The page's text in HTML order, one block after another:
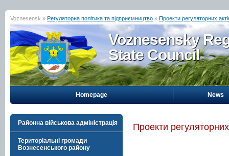
Voznesensk » Регуляторна політика та підприємництво » Проекти регуляторних
Voznesensky
State Council
Homepage News
Районна військова адміністрація
Територіальні громади
Вознесенського району
Проекти регуляторних